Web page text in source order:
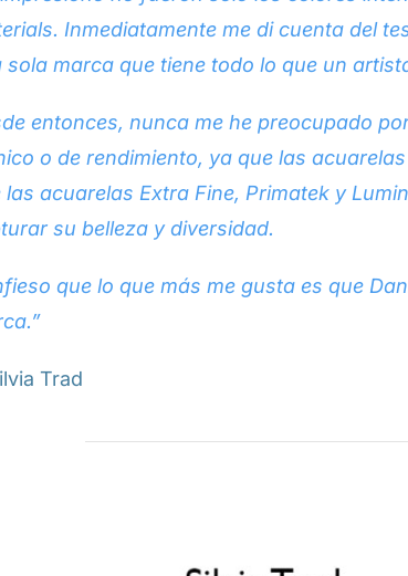
Inmediatamente me di cuenta del
sola marca que tiene todo lo que un
entonces, nunca me he preocupado
o de rendimiento, ya que las
las acuarelas Extra Fine, Primatek y
su belleza y diversidad.
que lo que más me gusta es que
Trad